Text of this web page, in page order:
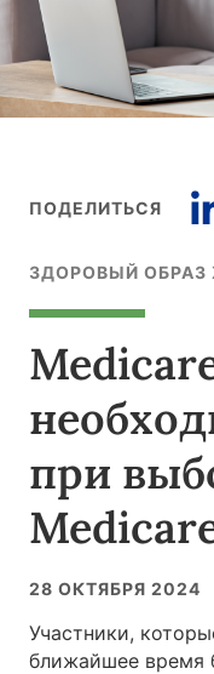
ПОДЕЛИТЬСЯ
ЗДОРОВЫЙ ОБРАЗ
при
28 ОКТЯБРЯ 2024
Участники,
ближайшее время